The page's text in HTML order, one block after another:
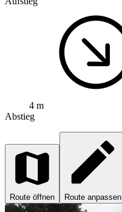
4 m
Abstieg
Route öffnen Route anpassen